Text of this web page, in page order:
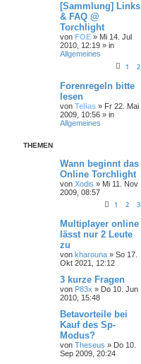
[Sammlung] Links
& FAQ @
Torchlight
von FOE » Mi 14. Jul
2010, 12:19 » in
Allgemeines
1 2
Forenregeln bitte
lesen
von Telias » Fr 22. Mai
2009, 10:56 » in
Allgemeines
THEMEN
Wann beginnt das
Online Torchlight
von Xodis » Mi 11. Nov
2009, 08:57
1 2 3
Multiplayer online
lässt nur 2 Leute
zu
von kharouna » So 17.
Okt 2021, 12:12
3 kurze Fragen
von P83x » Do 10. Jun
2010, 15:48
Betavorteile bei
Kauf des Sp-
Modus?
von Theseus » Do 10.
Sep 2009, 20:24